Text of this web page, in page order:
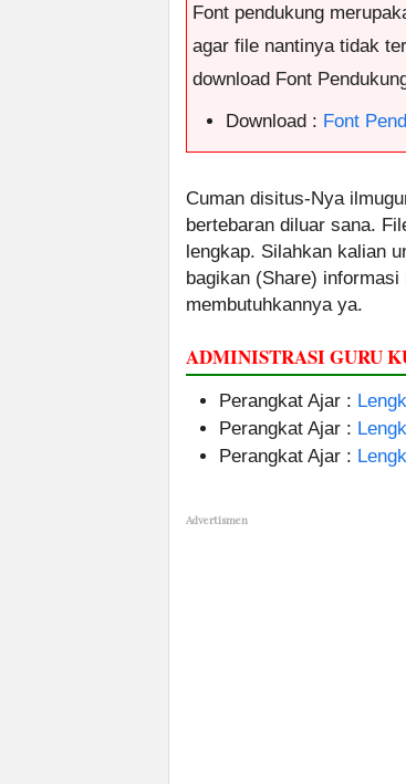
Font pendukung
agar file nantinya tidak
download Font
Download : Font
Cuman disitus-Nya
bertebaran diluar sana.
lengkap. Silahkan kalian
bagikan (Share)
membutuhkannya ya.
ADMINISTRASI GURU
Perangkat Ajar :
Perangkat Ajar :
Perangkat Ajar :
Advertismen